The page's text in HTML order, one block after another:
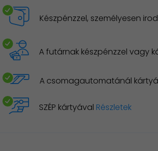
Készpénzzel, személyesen
A futárnak készpénzzel vagy
A csomagautomatánál
SZÉP kártyával Részletek